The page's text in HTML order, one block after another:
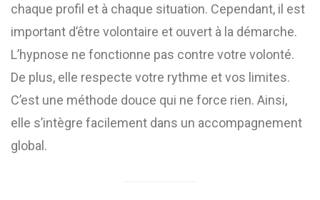
chaque profil et à chaque situation. Cependant, il est
important d’être volontaire et ouvert à la démarche.
L’hypnose ne fonctionne pas contre votre volonté.
De plus, elle respecte votre rythme et vos limites.
C’est une méthode douce qui ne force rien. Ainsi,
elle s’intègre facilement dans un accompagnement
global.